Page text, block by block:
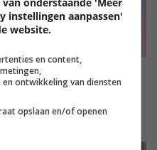
2023
instellingen aanpassen'
website.
en content,
ontwikkeling van diensten
opslaan en/of openen